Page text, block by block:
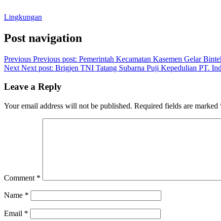
Lingkungan
Post navigation
Previous Previous post: Pemerintah Kecamatan Kasemen Gelar
Next Next post: Brigjen TNI Tatang Subarna Puji Kepedulian PT.
Leave a Reply
Your email address will not be published. Required fields are marked
Comment *
Name *
Email *